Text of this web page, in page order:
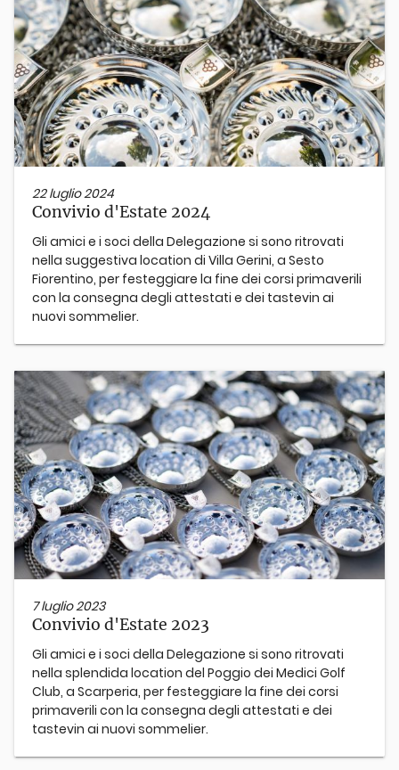
22 luglio 2024
Convivio d'Estate 2024
Gli amici e i soci della Delegazione si sono ritrovati
nella suggestiva location di Villa Gerini, a Sesto
Fiorentino, per festeggiare la fine dei corsi primaverili
con la consegna degli attestati e dei tastevin ai
nuovi sommelier.
7 luglio 2023
Convivio d'Estate 2023
Gli amici e i soci della Delegazione si sono ritrovati
nella splendida location del Poggio dei Medici Golf
Club, a Scarperia, per festeggiare la fine dei corsi
primaverili con la consegna degli attestati e dei
tastevin ai nuovi sommelier.